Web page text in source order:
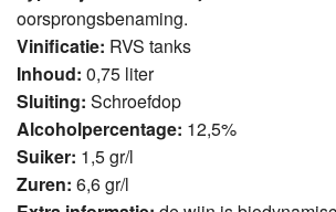
oorsprongsbenaming.
Vinificatie: RVS tanks
Inhoud: 0,75 liter
Sluiting: Schroefdop
Alcoholpercentage: 12,5%
Suiker: 1,5 gr/l
Zuren: 6,6 gr/l